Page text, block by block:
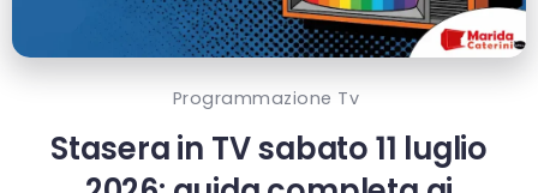
Programmazione Tv
Stasera in TV sabato 11 luglio